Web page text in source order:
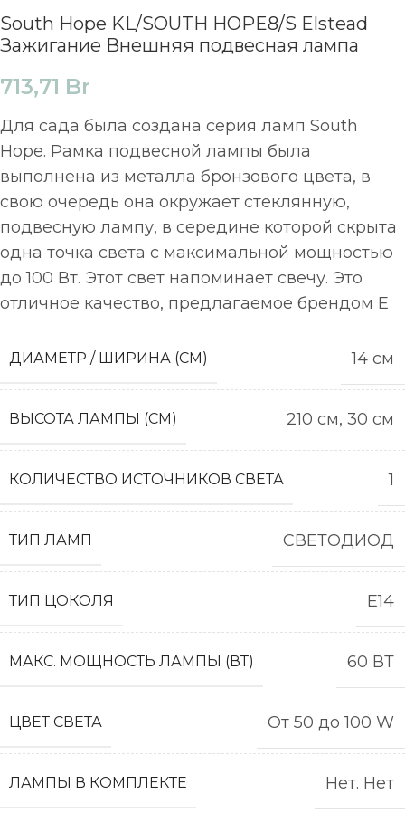
South Hope KL/SOUTH HOPE8/S Elstead
Зажигание Внешняя подвесная лампа
713,71 Br
Для сада была создана серия ламп South
Hope. Рамка подвесной лампы была
выполнена из металла бронзового цвета, в
свою очередь она окружает стеклянную,
подвесную лампу, в середине которой скрыта
одна точка света с максимальной мощностью
до 100 Вт. Этот свет напоминает свечу. Это
отличное качество, предлагаемое брендом E
ДИАМЕТР / ШИРИНА (СМ) 14 см
ВЫСОТА ЛАМПЫ (СМ) 210 см, 30 см
КОЛИЧЕСТВО ИСТОЧНИКОВ СВЕТА 1
ТИП ЛАМП СВЕТОДИОД
ТИП ЦОКОЛЯ Е14
МАКС. МОЩНОСТЬ ЛАМПЫ (ВТ) 60 ВТ
ЦВЕТ СВЕТА От 50 до 100 W
ЛАМПЫ В КОМПЛЕКТЕ Нет. Нет